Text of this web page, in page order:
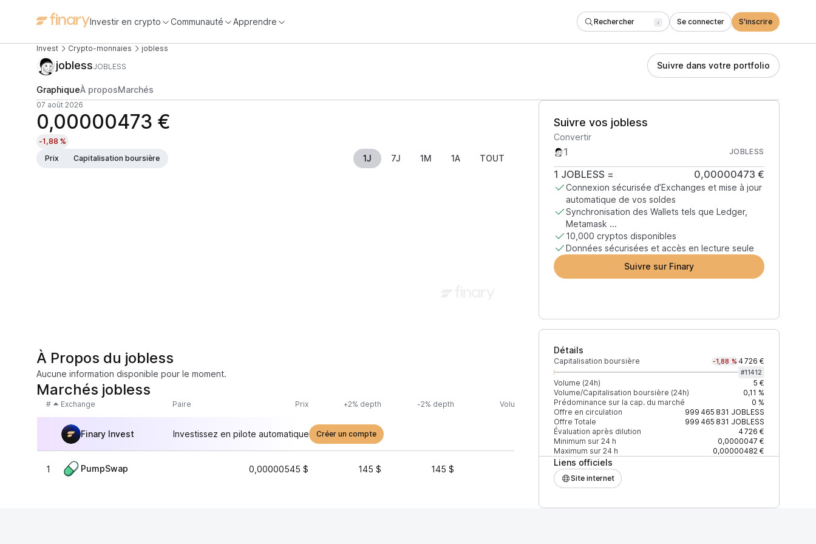
Investir en crypto Communauté Apprendre Rechercher / Se connecter S'inscrire
Invest Crypto-monnaies jobless
joblessJOBLESS Suivre dans votre portfolio
GraphiqueÀ proposMarchés
07 août 2026
0,00000473 €
-1,88 %
Prix
Capitalisation boursière 1J 7J 1M 1A TOUT
Suivre vos jobless
Convertir
JOBLESS
1 JOBLESS = 0,00000473 €
Connexion sécurisée d’Exchanges et mise à jour
automatique de vos soldes
Synchronisation des Wallets tels que Ledger,
Metamask ...
10,000 cryptos disponibles
Données sécurisées et accès en lecture seule
Suivre sur Finary
Détails
Capitalisation boursière -1,88 % 4 726 €
#11412
Volume (24h)
5 €
Volume/Capitalisation boursière (24h)
0,11 %
Prédominance sur la cap. du marché
0 %
Offre en circulation
999 465 831 JOBLESS
Offre Totale
999 465 831 JOBLESS
Évaluation après dilution
4 726 €
Minimum sur 24 h
0,0000047 €
Maximum sur 24 h
0,00000482 €
Liens officiels
Site internet
À Propos du jobless
Aucune information disponible pour le moment.
Marchés jobless
# Exchange Paire Prix +2% depth -2% depth Volume (24h) % du volume Confiance Mis à jour
Finary Invest Investissez en pilote automatique Créer un compte
1 PumpSwap 0,00000545 $ 145 $ 145 $ 100 %